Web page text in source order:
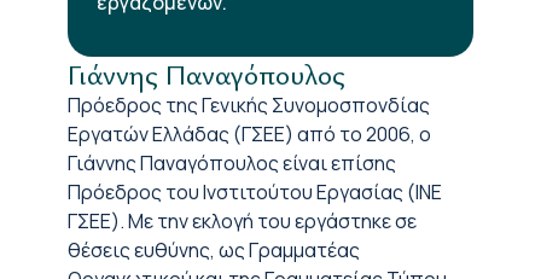
Γιάννης Παναγόπουλος
Πρόεδρος της Γενικής Συνομοσπονδίας
Εργατών Ελλάδας (ΓΣΕΕ) από το 2006, ο
Γιάννης Παναγόπουλος είναι επίσης
Πρόεδρος του Ινστιτούτου Εργασίας (ΙΝΕ
ΓΣΕΕ). Με την εκλογή του εργάστηκε σε
θέσεις ευθύνης, ως Γραμματέας